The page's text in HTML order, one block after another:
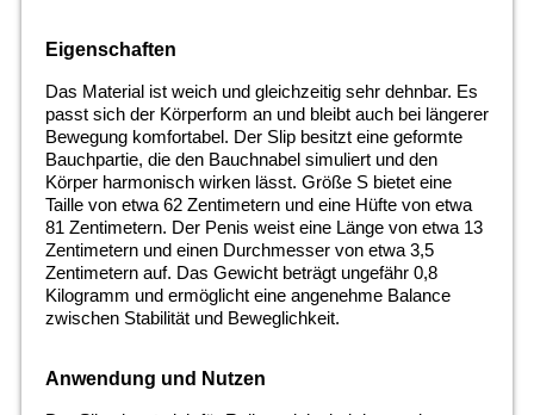
Eigenschaften
Das Material ist weich und gleichzeitig sehr dehnbar. Es
passt sich der Körperform an und bleibt auch bei längerer
Bewegung komfortabel. Der Slip besitzt eine geformte
Bauchpartie, die den Bauchnabel simuliert und den
Körper harmonisch wirken lässt. Größe S bietet eine
Taille von etwa 62 Zentimetern und eine Hüfte von etwa
81 Zentimetern. Der Penis weist eine Länge von etwa 13
Zentimetern und einen Durchmesser von etwa 3,5
Zentimetern auf. Das Gewicht beträgt ungefähr 0,8
Kilogramm und ermöglicht eine angenehme Balance
zwischen Stabilität und Beweglichkeit.
Anwendung und Nutzen